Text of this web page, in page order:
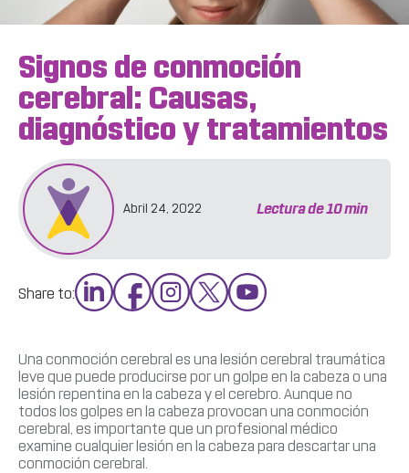
Signos de conmoción
cerebral: Causas,
diagnóstico y tratamientos
Abril 24, 2022 Lectura de10min
Share to:
Una conmoción cerebral es una lesión cerebral traumática
leve que puede producirse por un golpe en la cabeza o una
lesión repentina en la cabeza y el cerebro. Aunque no
todos los golpes en la cabeza provocan una conmoción
cerebral, es importante que un profesional médico
examine cualquier lesión en la cabeza para descartar una
conmoción cerebral.